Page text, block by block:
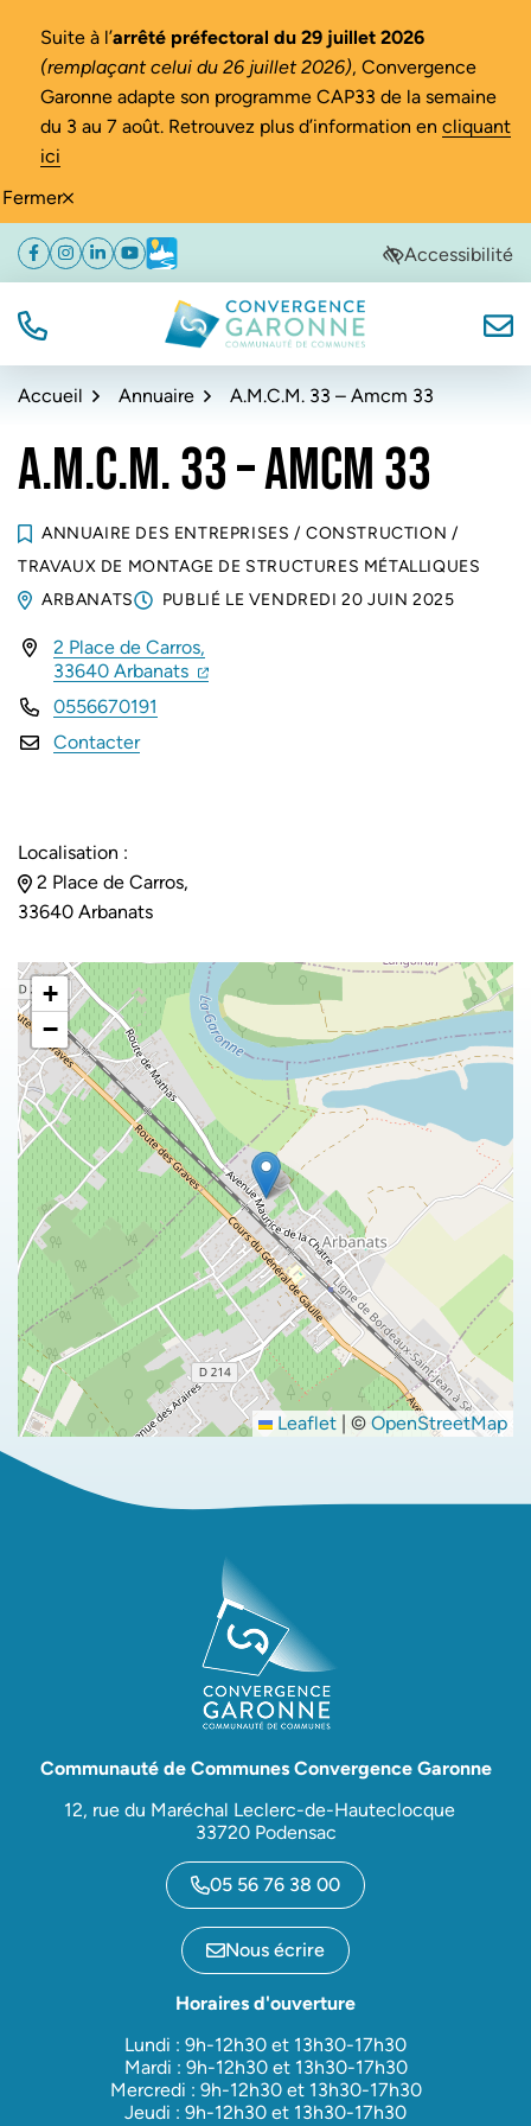
Fermer
Suite à l’arrêté préfectoral du 29 juillet 2026
(remplaçant celui du 26 juillet 2026), Convergence
Garonne adapte son programme CAP33 de la semaine
du 3 au 7 août. Retrouvez plus d’information en cliquant
ici
Aller
navigation
Aller
au
Aller
au
de
Facebook
(ouverture dans un nouvel onglet)
Instagram
(ouverture dans un nouvel onglet)
Linkedin
(ouverture dans un nouvel onglet)
YouTube
(ouverture dans un nouvel onglet)
Météo
(ouverture dans un nouvel onglet)Accessibilité
TÉL. Convergence Garonne
Accueil Annuaire A.M.C.M. 33 – Amcm 33
A.M.C.M. 33 – AMCM 33
ANNUAIRE DES ENTREPRISES / CONSTRUCTION /
TRAVAUX DE MONTAGE DE STRUCTURES MÉTALLIQUES
ARBANATS
PUBLIÉ LE VENDREDI 20 JUIN 2025
INFOS UTILES
2 Place de Carros,
33640 Arbanats (ouverture dans un nouvel onglet)
(ouverture dans un nouvel onglet)
0556670191
Contacter
Localisation :
2 Place de Carros,
33640 Arbanats
+
−
Leaflet | © OpenStreetMap
Communauté de Communes Convergence Garonne
12, rue du Maréchal Leclerc-de-Hauteclocque
33720 Podensac
05 56 76 38 00
Nous écrire
Horaires d'ouverture
Lundi : 9h-12h30 et 13h30-17h30
Mardi : 9h-12h30 et 13h30-17h30
Mercredi : 9h-12h30 et 13h30-17h30
Jeudi : 9h-12h30 et 13h30-17h30